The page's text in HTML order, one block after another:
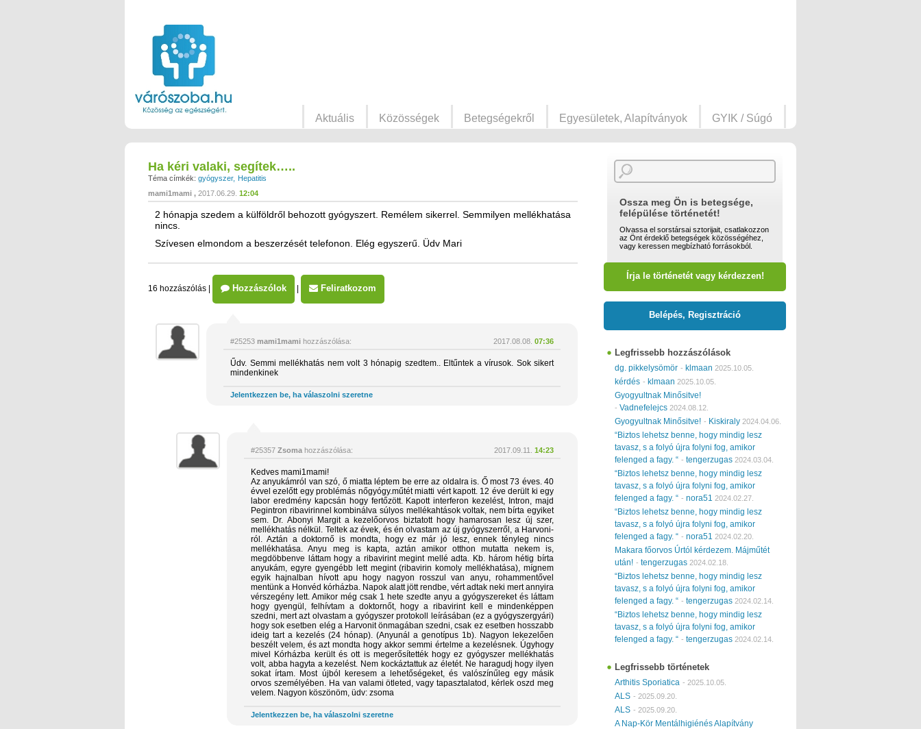
Aktuális Közösségek Betegségekről Egyesületek, Alapítványok GYIK / Súgó
Ha kéri valaki, segítek…..
Téma címkék: gyógyszer
Hepatitis
mami1mami
2017.06.29. 12:04
2 hónapja szedem a külföldről behozott gyógyszert. Remélem sikerrel. Semmilyen mellékhatása
nincs.
Szívesen elmondom a beszerzését telefonon. Elég egyszerű. Üdv Mari
16 hozzászólás | Hozzászólok | Feliratkozom
#25253 mami1mami hozzászólása: 2017.08.08. 07:36
Űdv. Semmi mellékhatás nem volt 3 hónapig szedtem.. Eltűntek a vírusok. Sok sikert
mindenkinek
Jelentkezzen be, ha válaszolni szeretne
#25357 Zsoma hozzászólása: 2017.09.11. 14:23
Kedves mami1mami!
Az anyukámról van szó, ő miatta léptem be erre az oldalra is. Ő most 73 éves. 40
évvel ezelőtt egy problémás nőgyógy.műtét miatti vért kapott. 12 éve derült ki egy
labor eredmény kapcsán hogy fertőzött. Kapott interferon kezelést, Intron, majd
Pegintron ribavirinnel kombinálva súlyos mellékahtások voltak, nem bírta egyiket
sem. Dr. Abonyi Margit a kezelőorvos biztatott hogy hamarosan lesz új szer,
mellékhatás nélkül. Teltek az évek, és én olvastam az új gyógyszerről, a Harvoni-
ról. Aztán a doktornő is mondta, hogy ez már jó lesz, ennek tényleg nincs
mellékhatása. Anyu meg is kapta, aztán amikor otthon mutatta nekem is,
megdöbbenve láttam hogy a ribavirint megint mellé adta. Kb. három hétig bírta
anyukám, egyre gyengébb lett megint (ribavirin komoly mellékhatása), mígnem
egyik hajnalban hívott apu hogy nagyon rosszul van anyu, rohammentővel
mentünk a Honvéd kórházba. Napok alatt jött rendbe, vért adtak neki mert annyira
vérszegény lett. Amikor még csak 1 hete szedte anyu a gyógyszereket és láttam
hogy gyengül, felhívtam a doktornőt, hogy a ribavirint kell e mindenképpen
szedni, mert azt olvastam a gyógyszer protokoll leírásában (ez a gyógyszergyári)
hogy sok esetben elég a Harvonit önmagában szedni, csak ez esetben hosszabb
ideig tart a kezelés (24 hónap). (Anyunál a genotípus 1b). Nagyon lekezelően
beszélt velem, és azt mondta hogy akkor semmi értelme a kezelésnek. Úgyhogy
mivel Kórházba került és ott is megerősítették hogy ez gyógyszer mellékhatás
volt, abba hagyta a kezelést. Nem kockáztattuk az életét. Ne haragudj hogy ilyen
sokat írtam. Most újból keresem a lehetőségeket, és valószínűleg egy másik
orvos személyében. Ha van valami ötleted, vagy tapasztalatod, kérlek oszd meg
velem. Nagyon köszönöm, üdv: zsoma
Jelentkezzen be, ha válaszolni szeretne
Ossza meg Ön is betegsége,
felépülése történetét!
Olvassa el sorstársai sztorijait, csatlakozzon
az Önt érdeklő betegségek közösségéhez,
vagy keressen megbízható forrásokból.
Írja le történetét vagy kérdezzen!
Belépés, Regisztráció
Legfrissebb hozzászólások
dg. pikkelysömör - klmaan 2025.10.05.
kérdés - klmaan 2025.10.05.
Gyogyultnak Minősitve!
- Vadnefelejcs 2024.08.12.
Gyogyultnak Minősitve! - Kiskiraly 2024.04.06.
“Biztos lehetsz benne, hogy mindig lesz
tavasz, s a folyó újra folyni fog, amikor
felenged a fagy. “ - tengerzugas 2024.03.04.
“Biztos lehetsz benne, hogy mindig lesz
tavasz, s a folyó újra folyni fog, amikor
felenged a fagy. “ - nora51 2024.02.27.
“Biztos lehetsz benne, hogy mindig lesz
tavasz, s a folyó újra folyni fog, amikor
felenged a fagy. “ - nora51 2024.02.20.
Makara főorvos Úrtól kérdezem. Májműtét
után! - tengerzugas 2024.02.18.
“Biztos lehetsz benne, hogy mindig lesz
tavasz, s a folyó újra folyni fog, amikor
felenged a fagy. “ - tengerzugas 2024.02.14.
“Biztos lehetsz benne, hogy mindig lesz
tavasz, s a folyó újra folyni fog, amikor
felenged a fagy. “ - tengerzugas 2024.02.14.
Legfrissebb történetek
Arthitis Sporiatica - 2025.10.05.
ALS - 2025.09.20.
ALS - 2025.09.20.
A Nap-Kör Mentálhigiénés Alapítvány